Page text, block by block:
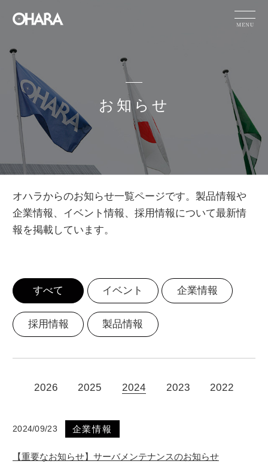
製品情報
力
企業情報
サステナビリテ
ィ
お知らせ
採用情報
お問い合わせ
カタログダウンロード
お知らせ
HOME お知らせ
オハラからのお知らせ一覧ページです。製品情報や
企業情報、イベント情報、採用情報について最新情
報を掲載しています。
すべて イベント 企業情報
採用情報 製品情報
2026 2025 2024 2023 2022
2024/09/23 企業情報
【重要なお知らせ】サーバメンテナンスのお知らせ